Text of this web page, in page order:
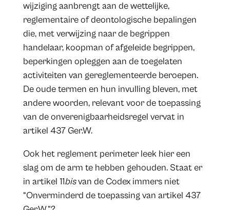
wijziging aanbrengt aan de wettelijke,
reglementaire of deontologische bepalingen
die, met verwijzing naar de begrippen
handelaar, koopman of afgeleide begrippen,
beperkingen opleggen aan de toegelaten
activiteiten van gereglementeerde beroepen.
De oude termen en hun invulling bleven, met
andere woorden, relevant voor de toepassing
van de onverenigbaarheidsregel vervat in
artikel 437 Ger.W.
Ook het reglement perimeter leek hier een
slag om de arm te hebben gehouden. Staat er
in artikel 11bisvan de Codex immers niet
“Onverminderd de toepassing van artikel 437